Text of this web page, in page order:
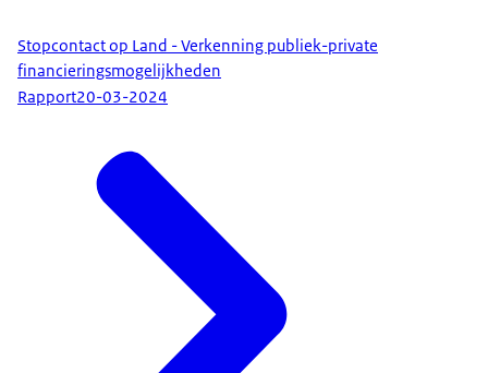
Stopcontact op Land - Verkenning publiek-private
financieringsmogelijkheden
Rapport20-03-2024